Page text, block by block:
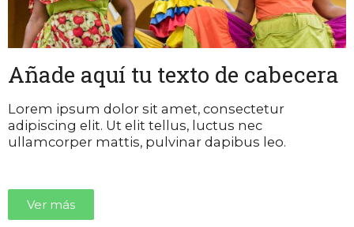
Añade aquí tu texto de cabecera
Lorem ipsum dolor sit amet, consectetur
adipiscing elit. Ut elit tellus, luctus nec
ullamcorper mattis, pulvinar dapibus leo.
Ver más